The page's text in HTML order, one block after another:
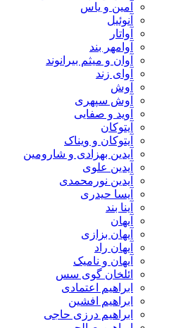
آمین و یاس
آنوئیل
آواتار
آوامهر بند
آوان و میثم بیرانوند
آوای زند
آوش
آوش سپهری
آوید و صفایی
آیتوکان
آیتوکان و ویناک
آیدین بهزادی و شارومین
آیدین علوی
آیدین نورمحمدی
آیسا حیدری
آینا بند
آیهان
آیهان بزازی
آیهان راد
آیهان و نامیک
ائلخان گوی سس
ابراهیم اعتمادی
ابراهیم افشین
ابراهیم درزی حاجی